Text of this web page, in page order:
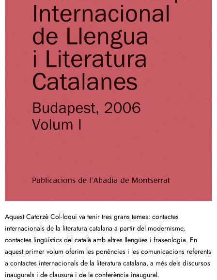
Aquest Catorzè Col·loqui va tenir tres grans temes: contactes
internacionals de la literatura catalana a partir del modernisme,
contactes lingüístics del català amb altres llengües i fraseologia. En
aquest primer volum oferim les ponències i les comunicacions referents
a contactes internacionals de la literatura catalana, a més dels discursos
inaugurals i de clausura i de la conferència inaugural.